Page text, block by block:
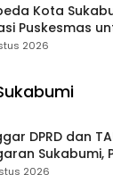
Kota
Puskesmas
2026
DPRD dan
Sukabumi,
Pendapatan
2026